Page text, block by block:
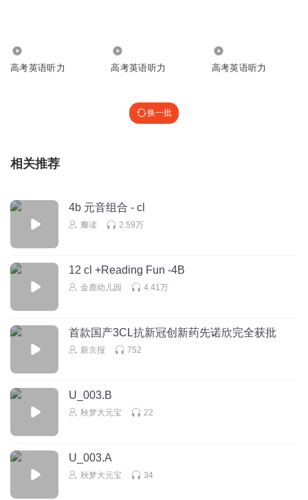
高考英语听力 高考英语听力 高考英语听力
换一批
相关推荐
4b 元音组合 - cl
瓣读 2.59万
12 cl +Reading Fun -4B
金鹿幼儿园 4.41万
首款国产3CL抗新冠创新药先诺欣完全获批
新京报 752
U_003.B
秋梦大元宝 22
U_003.A
秋梦大元宝 34